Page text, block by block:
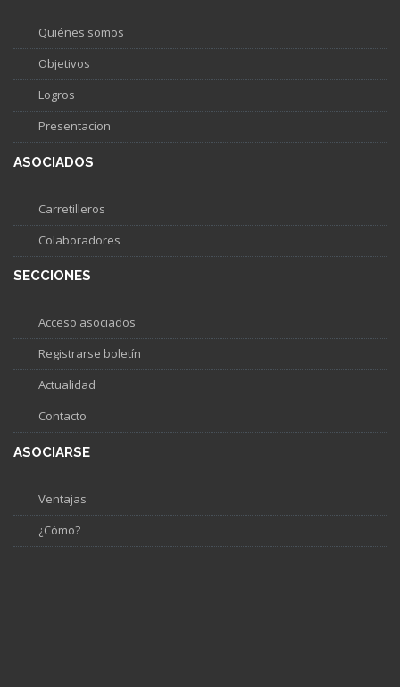
Quiénes somos
Objetivos
Logros
Presentacion
ASOCIADOS
Carretilleros
Colaboradores
SECCIONES
Acceso asociados
Registrarse boletín
Actualidad
Contacto
ASOCIARSE
Ventajas
¿Cómo?